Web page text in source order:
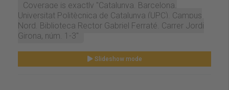
Coverage is exactly "Catalunya. Barcelona.
Universitat Politècnica de Catalunya (UPC). Campus
Nord. Biblioteca Rector Gabriel Ferraté. Carrer Jordi
Girona, núm. 1-3"
Slideshow mode